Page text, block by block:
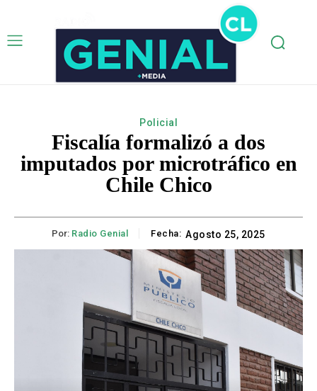
Policial
Fiscalía formalizó a dos
imputados por microtráfico en
Chile Chico
Por: Radio Genial Fecha: Agosto 25, 2025